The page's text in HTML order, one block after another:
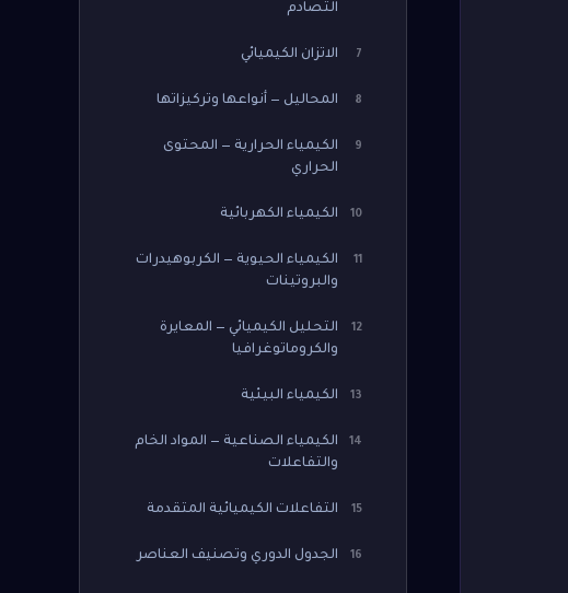
التصادم
7 الاتزان الكيميائي
8 المحاليل — أنواعها وتركيزاتها
9
الكيمياء الحرارية — المحتوى
الحراري
10 الكيمياء الكهربائية
11
الكيمياء الحيوية — الكربوهيدرات
والبروتينات
12
التحليل الكيميائي — المعايرة
والكروماتوغرافيا
13 الكيمياء البيئية
14
الكيمياء الصناعية — المواد الخام
والتفاعلات
15 التفاعلات الكيميائية المتقدمة
16 الجدول الدوري وتصنيف العناصر